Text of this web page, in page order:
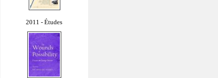
2011 - Études